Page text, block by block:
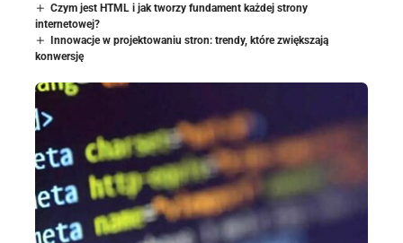
Czym jest HTML i jak tworzy fundament każdej strony
internetowej?
Innowacje w projektowaniu stron: trendy, które zwiększają
konwersję